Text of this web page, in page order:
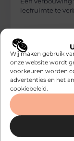
Wij maken gebruik
onze website wordt
voorkeuren worden
advertenties en het
cookiebeleid.
leefruimte te
Een
Zijn er hijs- en